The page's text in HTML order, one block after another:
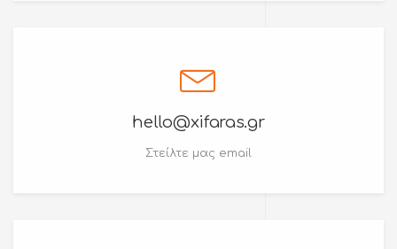
hello@xifaras.gr
Στείλτε μας email